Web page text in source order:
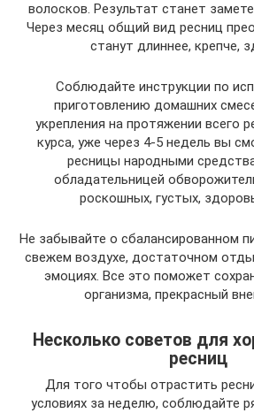
волосков. Результат станет
Через месяц общий вид ресниц
станут длиннее, крепче,
Соблюдайте инструкции по
приготовлению домашних
укрепления на протяжении всего
курса, уже через 4-5 недель вы
ресницы народными
обладательницей
роскошных, густых,
Не забывайте о сбалансированном
свежем воздухе, достаточном
эмоциях. Все это поможет
организма, прекрасный
Несколько советов для
ресниц
Для того чтобы отрастить
условиях за неделю, соблюдайте